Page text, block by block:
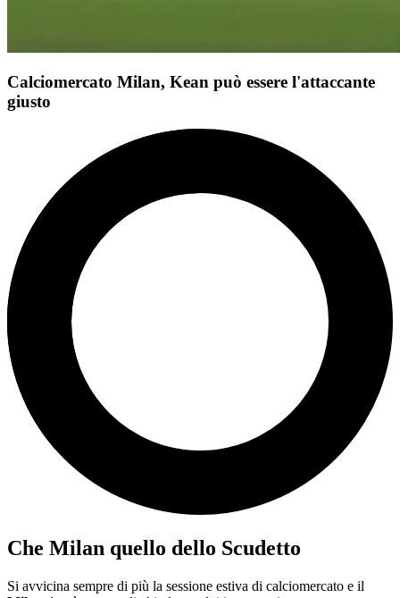
Calciomercato Milan, Kean può essere l'attaccante
giusto
Che Milan quello dello Scudetto
Si avvicina sempre di più la sessione estiva di calciomercato e il